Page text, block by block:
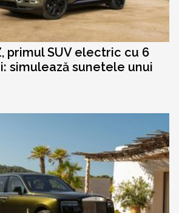
primul SUV electric cu 6
simulează sunetele unui